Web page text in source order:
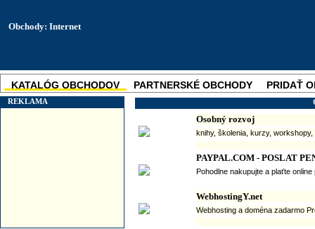
Obchody: Internet
KATALÓG OBCHODOV PARTNERSKÉ OBCHODY
PRIDAŤ
SKUPINOVÉ ZĽAVY NOVINKA
REKLAMA
Osobný rozvoj
knihy, školenia, kurzy,
PAYPAL.COM - POSLAT
Pohodlne nakupujte a plaťte
WebhostingY.net
Webhosting a doména zadarmo